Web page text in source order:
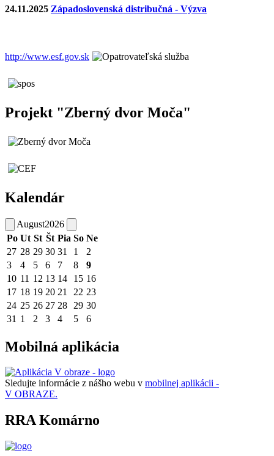
24.11.2025 Západoslovenská distribučná - Výzva
http://www.esf.gov.sk
Projekt "Zberný dvor Moča"
Kalendár
August2026
Po Ut St Št Pia So Ne
27 28 29 30 31 1
2
3
4 5 6 7 8
9
10 11 12 13 14 15 16
17 18 19 20 21 22 23
24 25 26 27 28 29 30
31 1 2 3 4 5 6
Mobilná aplikácia
Sledujte informácie z nášho webu v mobilnej aplikácii -
V OBRAZE.
RRA Komárno